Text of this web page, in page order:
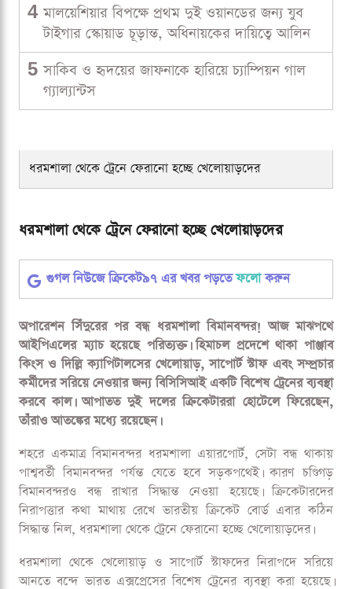
4 মালয়েশিয়ার বিপক্ষে প্রথম দুই ওয়ানডের জন্য যুব
টাইগার স্কোয়াড চূড়ান্ত, অধিনায়কের দায়িত্বে আলিন
5 সাকিব ও হৃদয়ের জাফনাকে হারিয়ে চ্যাম্পিয়ন গাল
গ্যাল্যান্টস
ধরমশালা থেকে ট্রেনে ফেরানো হচ্ছে খেলোয়াড়দের
ধরমশালা থেকে ট্রেনে ফেরানো হচ্ছে খেলোয়াড়দের
অপারেশন সিঁদুরের পর বন্ধ ধরমশালা বিমানবন্দর! আজ মাঝপথে
আইপিএলের ম্যাচ হয়েছে পরিত্যক্ত। হিমাচল প্রদেশে থাকা পাঞ্জাব
কিংস ও দিল্লি ক্যাপিটালসের খেলোয়াড়, সাপোর্ট স্টাফ এবং সম্প্রচার
কর্মীদের সরিয়ে নেওয়ার জন্য বিসিসিআই একটি বিশেষ ট্রেনের ব্যবস্থা
করবে কাল। আপাতত দুই দলের ক্রিকেটাররা হোটেলে ফিরেছেন,
তাঁরাও আতঙ্কের মধ্যে রয়েছেন।